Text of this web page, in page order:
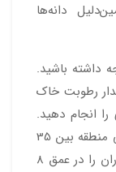
دانه‌ها
داشته باشید.
رطوبت خاک
انجام دهید.
ارتفاع این گیاه نسبت به شرایط آب‌وهوایی منطقه بین 35
تا 60 سانتی‌متر متغیر است. باید بذر بومادران را در عمق 8